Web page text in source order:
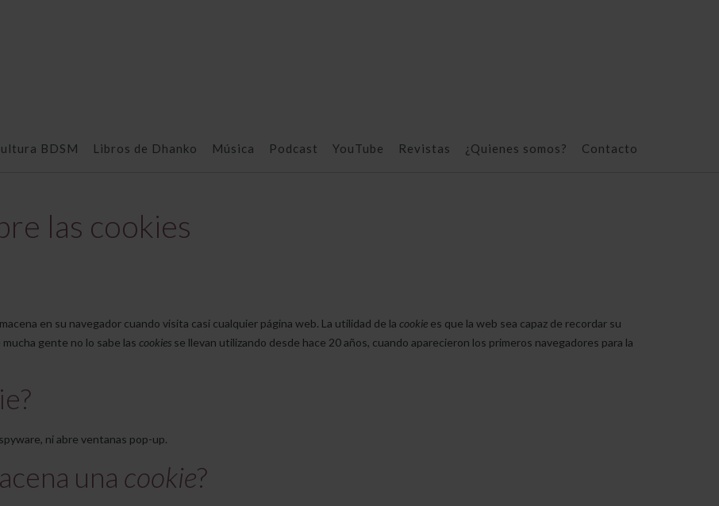
BDSM Libros de Dhanko Música Podcast YouTube Revistas ¿Quienes somos? Contacto
las cookies
en su navegador cuando visita casi cualquier página web. La utilidad de la cookie es que la web sea capaz de recordar su
gente no lo sabe las cookies se llevan utilizando desde hace 20 años, cuando aparecieron los primeros navegadores para la
ni abre ventanas pop-up.
una cookie?